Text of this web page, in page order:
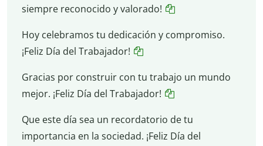
siempre reconocido y valorado!
Hoy celebramos tu dedicación y compromiso.
¡Feliz Día del Trabajador!
Gracias por construir con tu trabajo un mundo
mejor. ¡Feliz Día del Trabajador!
Que este día sea un recordatorio de tu
importancia en la sociedad. ¡Feliz Día del